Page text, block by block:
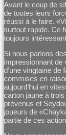
Avant le coup de
de toutes leurs
réussi à le faire.
surtout rapide. Ce
toujours
Si nous parlons
impressionnant de
d’une vingtaine de
commises en
aujourd‘hui en
carton jaune à
prévenus et
joueurs de
partie de ces